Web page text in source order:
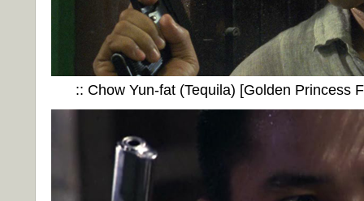
:: Chow Yun-fat (Tequila) [Golden Princess